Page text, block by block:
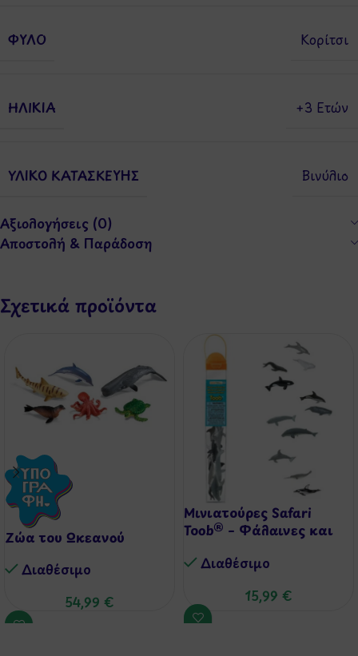
ΦΎΛΟ Κορίτσι
ΗΛΙΚΊΑ +3 Ετών
ΥΛΙΚΌ ΚΑΤΑΣΚΕΥΉΣ Βινύλιο
Αξιολογήσεις (0)
Αποστολή & Παράδοση
Σχετικά προϊόντα
Ζώα του Ωκεανού
Διαθέσιμo
54,99 €
Μινιατούρες Safari
Toob® – Φάλαινες και
Διαθέσιμo
15,99 €